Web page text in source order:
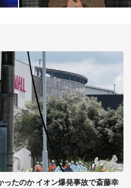
ったのか イオン爆発事故で斎藤幸